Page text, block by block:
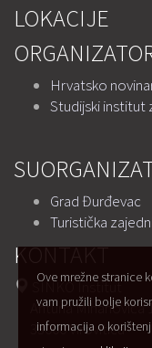
LOKACIJE
Hrvatsko
Studijski institut
Grad Đurđevac
Turistička
KONTAKT
SINKO Institut
Antuna Mihanovića
33000 Virovitica
Ove mrežne stranice
vam pružili bolje
informacija o